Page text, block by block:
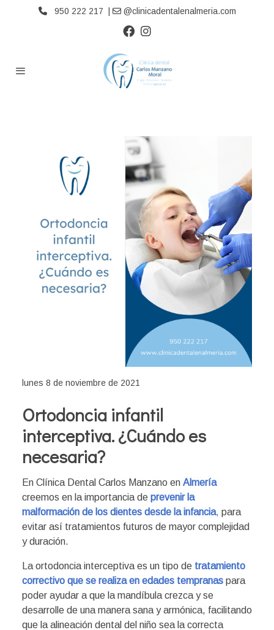
950 222 217 | @clinicadentalenalmeria.com
lunes 8 de noviembre de 2021
Ortodoncia infantil
interceptiva. ¿Cuándo es
necesaria?
En Clínica Dental Carlos Manzano en Almería
creemos en la importancia de prevenir la
malformación de los dientes desde la infancia, para
evitar así tratamientos futuros de mayor complejidad
y duración.
La ortodoncia interceptiva es un tipo de tratamiento
correctivo que se realiza en edades tempranas para
poder ayudar a que la mandíbula crezca y se
desarrolle de una manera sana y armónica, facilitando
que la alineación dental del niño sea la correcta